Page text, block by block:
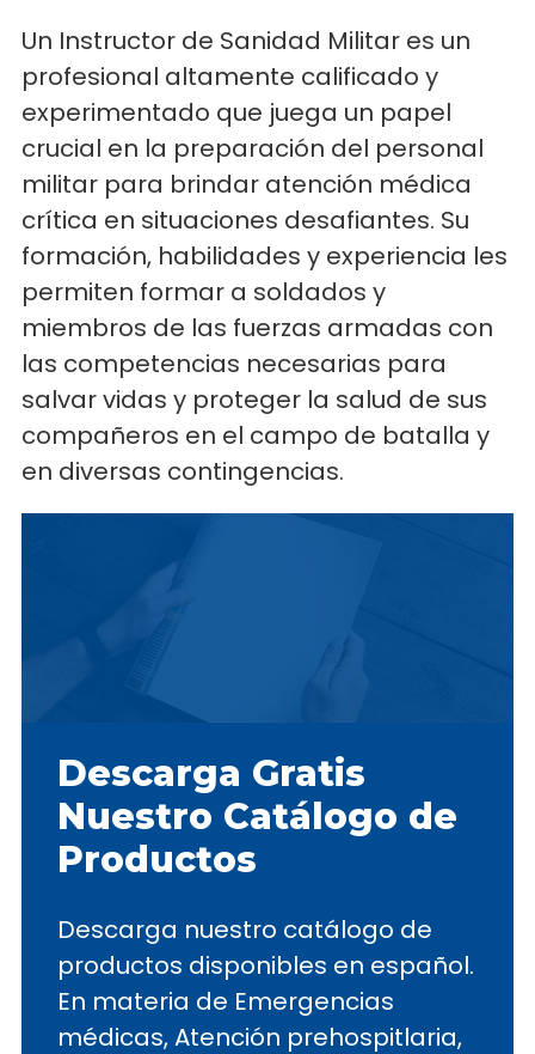
Un Instructor de Sanidad Militar es un
profesional altamente calificado y
experimentado que juega un papel
crucial en la preparación del personal
militar para brindar atención médica
crítica en situaciones desafiantes. Su
formación, habilidades y experiencia les
permiten formar a soldados y
miembros de las fuerzas armadas con
las competencias necesarias para
salvar vidas y proteger la salud de sus
compañeros en el campo de batalla y
en diversas contingencias.
Descarga Gratis
Nuestro Catálogo de
Productos
Descarga nuestro catálogo de
productos disponibles en español.
En materia de Emergencias
médicas, Atención prehospitlaria,